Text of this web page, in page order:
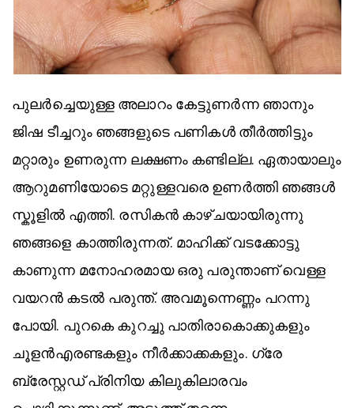
പുലർച്ചെയുള്ള അലാറം കേട്ടുണർന്ന ഞാനും
ജിഷ ടീച്ചറും ഞങ്ങളുടെ പണികൾ തീർത്തിട്ടും
മറ്റാരും ഉണരുന്ന ലക്ഷണം കണ്ടില്ല. ഏതായാലും
ആറുമണിയോടെ മറ്റുള്ളവരെ ഉണർത്തി ഞങ്ങൾ
സ്കൂളിൽ എത്തി. രസികൻ കാഴ്ചയായിരുന്നു
ഞങ്ങളെ കാത്തിരുന്നത്. മാഹിക്ക് വടക്കോട്ടു
കാണുന്ന മനോഹരമായ ഒരു പരുന്താണ് വെള്ള
വയറൻ കടൽ പരുന്ത്. അവമൂന്നെണ്ണം പറന്നു
പോയി. പുറകെ കുറച്ചു പാതിരാകൊക്കുകളും
ചൂളൻഎരണ്ടകളും നീർക്കാക്കകളും. ഗ്രേ
ബ്രേസ്റ്റഡ് പ്രിനിയ കിലുകിലാരവം